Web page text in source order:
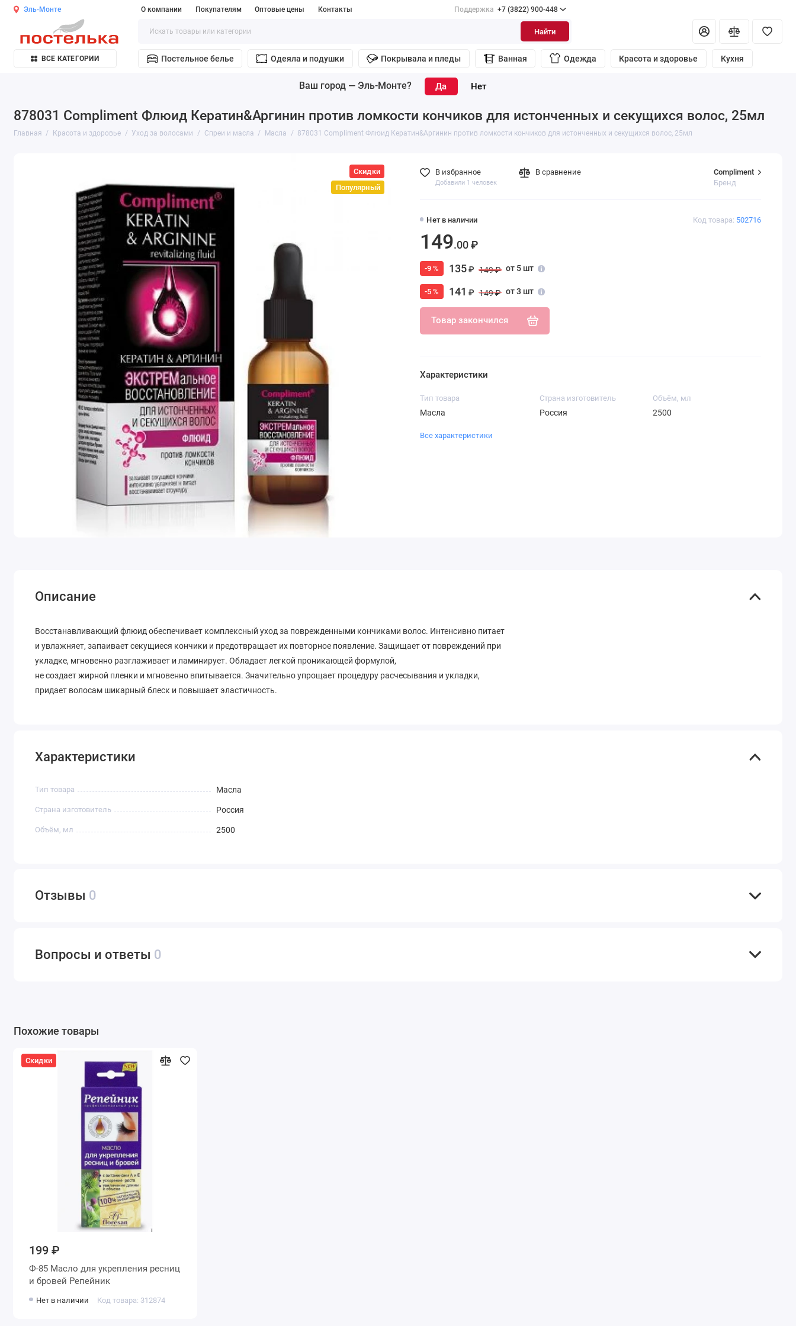
Эль-Монте О компании Покупателям Оптовые цены Контакты Поддержка +7 (3822) 900-448
Найти
ВСЕ КАТЕГОРИИ Постельное белье Одеяла и подушки Покрывала и пледы Ванная Одежда Красота и здоровье Кухня
Ваш город — Эль-Монте?
878031 Compliment Флюид Кератин&Аргинин против ломкости кончиков для истонченных и секущихся волос, 25мл
Главная Красота и здоровье Уход за волосами Спреи и масла Масла 878031 Compliment Флюид Кератин&Аргинин против ломкости кончиков для истонченных и секущихся волос, 25мл
Скидки
Популярный
Код товара: 502716
Compliment
Бренд
Нет в наличии
149.00 ₽
-9 % 135₽ 149 ₽ от 5 шт
-5 % 141 ₽ 149 ₽ от 3 шт
Товар закончился
В избранное
Добавили 1 человек
В сравнение
Характеристики
Тип товара
Масла
Страна изготовитель
Россия
Объём, мл
2500
Все характеристики
Описание
Восстанавливающий флюид обеспечивает комплексный уход за поврежденными кончиками волос. Интенсивно питает
и увлажняет, запаивает секущиеся кончики и предотвращает их повторное появление. Защищает от повреждений при
укладке, мгновенно разглаживает и ламинирует. Обладает легкой проникающей формулой,
не создает жирной пленки и мгновенно впитывается. Значительно упрощает процедуру расчесывания и укладки,
придает волосам шикарный блеск и повышает эластичность.
Характеристики
Тип товара Масла
Страна изготовитель Россия
Объём, мл 2500
Отзывы 0
Вопросы и ответы 0
Похожие товары
Скидки
199 ₽
Ф-85 Масло для укрепления ресниц
и бровей Репейник
Нет в наличии Код товара: 312874